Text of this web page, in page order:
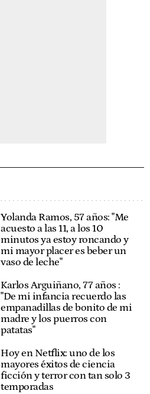
Yolanda Ramos, 57 años: "Me
acuesto a las 11, a los 10
minutos ya estoy roncando y
mi mayor placer es beber un
vaso de leche"
Karlos Arguiñano, 77 años :
"De mi infancia recuerdo las
empanadillas de bonito de mi
madre y los puerros con
patatas"
Hoy en Netflix: uno de los
mayores éxitos de ciencia
ficción y terror con tan solo 3
temporadas